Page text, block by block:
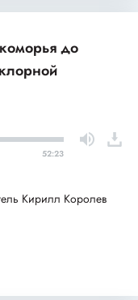
до
52:23
Кирилл Королев